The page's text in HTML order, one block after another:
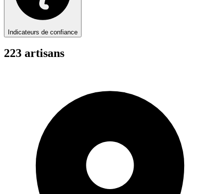
Indicateurs de confiance
223 artisans